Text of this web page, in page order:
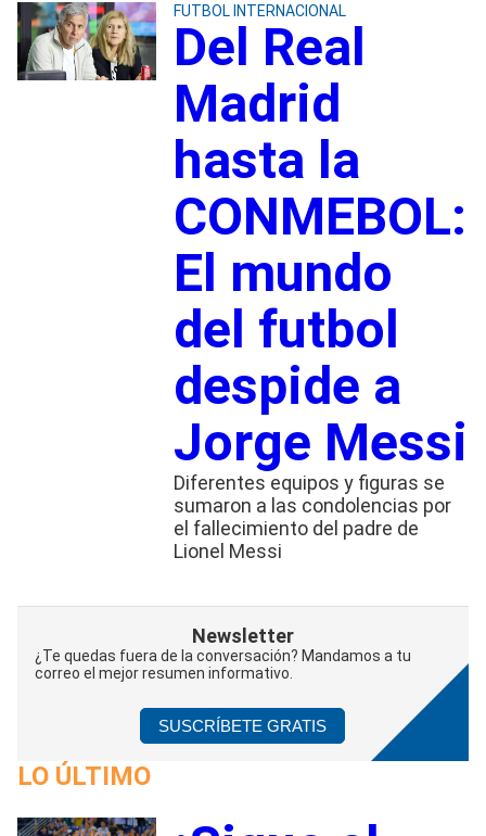
FUTBOL INTERNACIONAL
Del Real
Madrid
hasta la
CONMEBOL:
El mundo
del futbol
despide a
Jorge Messi
Diferentes equipos y figuras se
sumaron a las condolencias por
el fallecimiento del padre de
Lionel Messi
Newsletter
¿Te quedas fuera de la conversación? Mandamos a tu
correo el mejor resumen informativo.
SUSCRÍBETE GRATIS
LO ÚLTIMO